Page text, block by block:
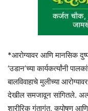
*आरोग्यावर आणि मानसिक
‘उडान’च्या कार्यकर्त्यांनी
बालविवाहाचे मुलीच्या
देखील समजावून सांगितले.
शारीरिक गुंतागुंत, कुपोषण आणि